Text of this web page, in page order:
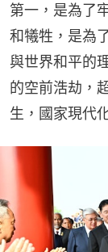
第一，是為了
和犧牲，是為
與世界和平的
的空前浩劫，
生，國家現代